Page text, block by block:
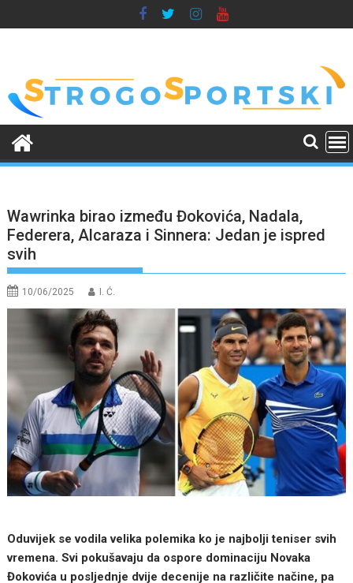
to
Wawrinka birao između Đokovića, Nadala,
Federera, Alcaraza i Sinnera: Jedan je ispred
svih
10/06/2025 I. Ć.
Oduvijek se vodila velika polemika ko je najbolji teniser svih
vremena. Svi pokušavaju da ospore dominaciju Novaka
Đokovića u posljednje dvije decenije na različite načine, pa